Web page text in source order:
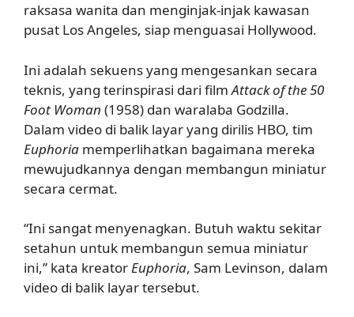
raksasa wanita dan menginjak-injak kawasan
pusat Los Angeles, siap menguasai Hollywood.
Ini adalah sekuens yang mengesankan secara
teknis, yang terinspirasi dari filmAttack of the 50
Foot Woman (1958) dan waralaba Godzilla.
Dalam video di balik layar yang dirilis HBO, tim
Euphoria memperlihatkan bagaimana mereka
mewujudkannya dengan membangun miniatur
secara cermat.
“Ini sangat menyenagkan. Butuh waktu sekitar
setahun untuk membangun semua miniatur
ini,” kata kreatorEuphoria, Sam Levinson, dalam
video di balik layar tersebut.